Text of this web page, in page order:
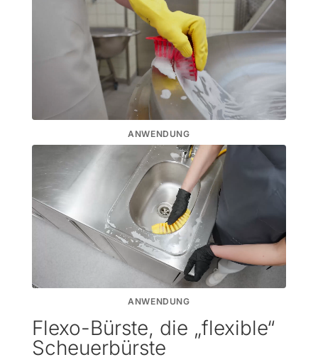
ANWENDUNG
ANWENDUNG
Flexo-Bürste, die „flexible“
Scheuerbürste